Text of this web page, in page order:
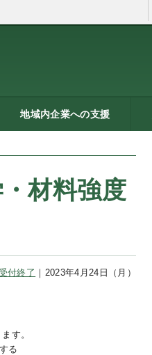
いて
ついて
地域内企業への支援
材料強度
付終了 ｜2023年4月24日（月）
す。
る